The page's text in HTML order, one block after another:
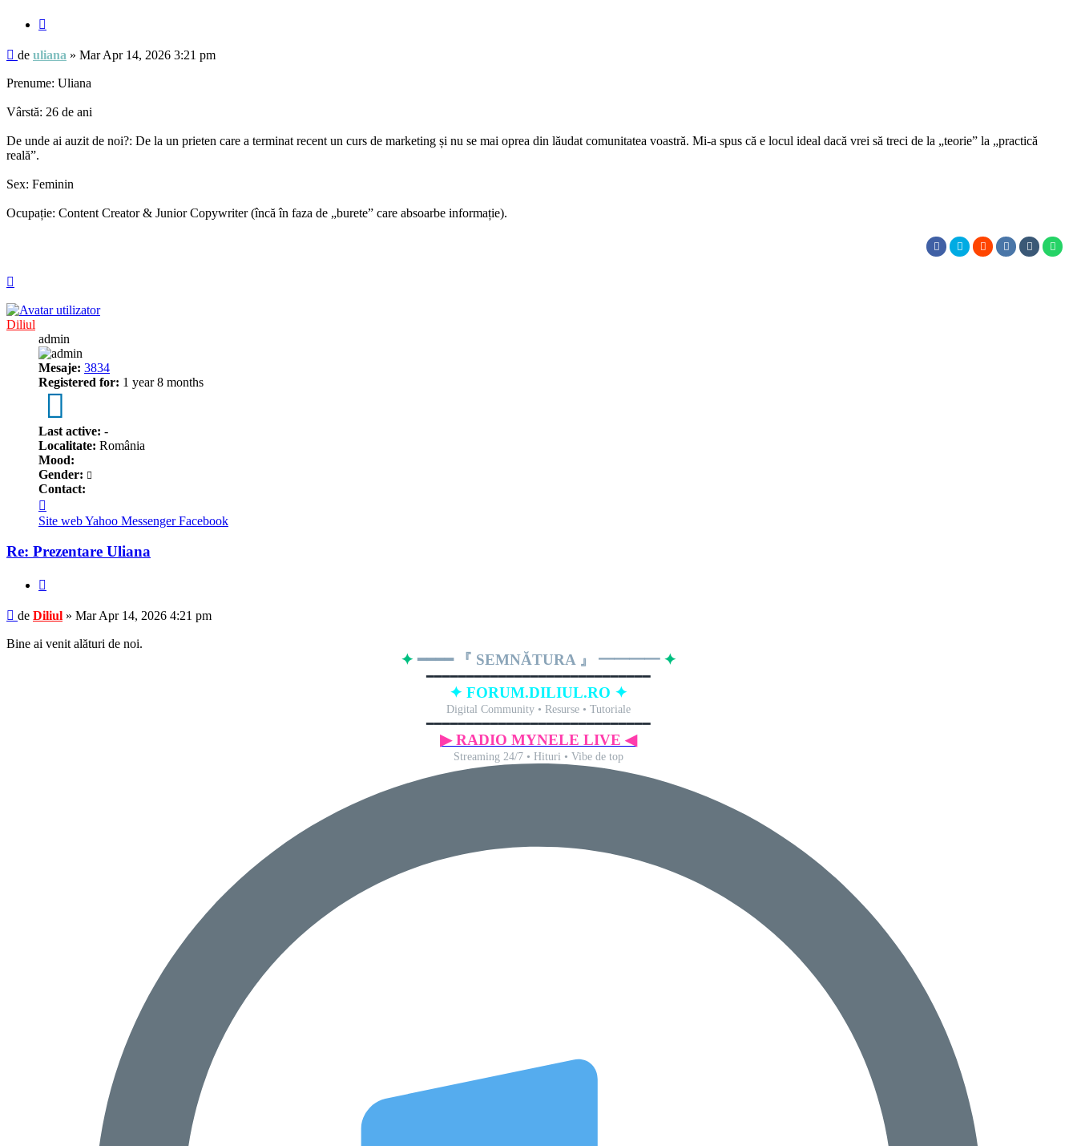
Mesaj
de uliana » Mar Apr 14, 2026 3:21 pm
Prenume: Uliana
Vârstă: 26 de ani
De unde ai auzit de noi?: De la un prieten care a terminat recent un curs de marketing și nu se mai oprea din lăudat comunitatea voastră. Mi-a spus că e locul ideal dacă vrei să treci de la „teorie” la „practică
reală”.
Sex: Feminin
Ocupație: Content Creator & Junior Copywriter (încă în faza de „burete” care absoarbe informație).
Diliul
admin
Mesaje: 3834
Registered for: 1 year 8 months
Last active: -
Localitate: România
Mood:
Gender:
Contact:
pe
Diliul
Site webYahoo Messenger Facebook
Re: Prezentare Uliana
Mesaj
de Diliul » Mar Apr 14, 2026 4:21 pm
Bine ai venit alături de noi.
✦ ━━━━ 『 SEMNĂTURA 』 ━━━━ ✦
━━━━━━━━━━━━━━━━━━━━━━━━━━━━
✦ FORUM.DILIUL.RO ✦
Digital Community • Resurse • Tutoriale
━━━━━━━━━━━━━━━━━━━━━━━━━━━━
▶ RADIO MYNELE LIVE ◀
Streaming 24/7 • Hituri • Vibe de top